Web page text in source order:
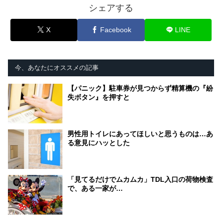
シェアする
X Facebook LINE
今、あなたにオススメの記事
【パニック】駐車券が見つからず精算機の『紛
失ボタン』を押すと
男性用トイレにあってほしいと思うものは…あ
る意見にハッとした
「見てるだけでムカムカ」TDL入口の荷物検査
で、ある一家が…